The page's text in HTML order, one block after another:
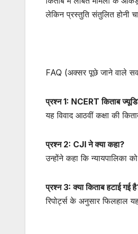
लेकिन प्रस्तुति संतुलित होनी
FAQ (अक्सर पूछे जाने वाले
प्रश्न 1: NCERT किताब
यह विवाद आठवीं कक्षा की
प्रश्न 2: CJI ने क्या कहा?
उन्होंने कहा कि न्यायपालिका
प्रश्न 3: क्या किताब हटाई गई
रिपोर्ट्स के अनुसार फिलहाल